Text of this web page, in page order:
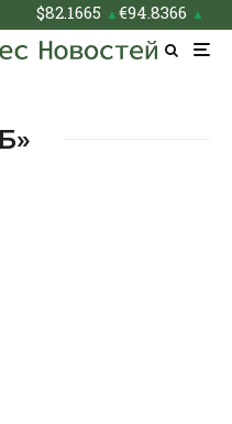
$82.1665 ▲€94.8366 ▲